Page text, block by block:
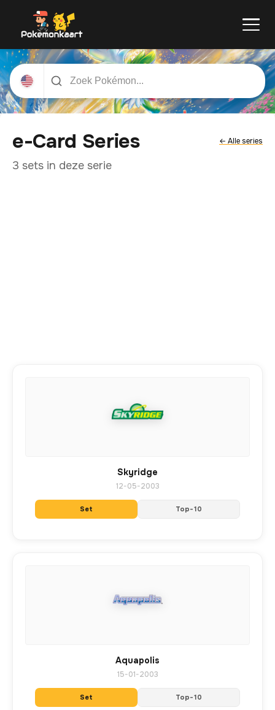
e-Card Series ← Alle series
3 sets in deze serie
Skyridge
12-05-2003
Set Top-10
Aquapolis
15-01-2003
Set Top-10